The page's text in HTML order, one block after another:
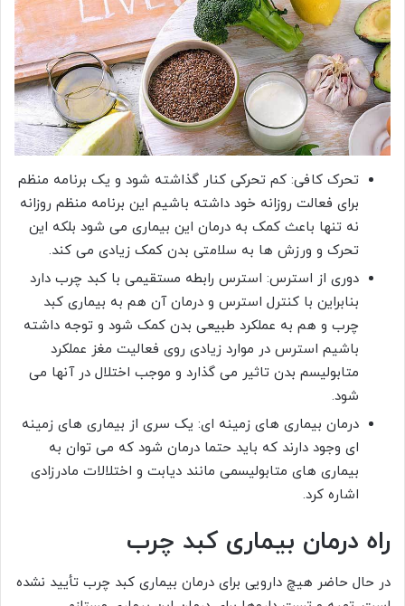
تحرک کافی: کم تحرکی کنار گذاشته شود و یک برنامه منظم
برای فعالت روزانه خود داشته باشیم این برنامه منظم روزانه
نه تنها باعث کمک به درمان این بیماری می شود بلکه این
تحرک و ورزش ها به سلامتی بدن کمک زیادی می کند.
دوری از استرس: استرس رابطه مستقیمی با کبد چرب دارد
بنابراین با کنترل استرس و درمان آن هم به بیماری کبد
چرب و هم به عملکرد طبیعی بدن کمک شود و توجه داشته
باشیم استرس در موارد زیادی روی فعالیت مغز عملکرد
متابولیسم بدن تاثیر می گذارد و موجب اختلال در آنها می
شود.
درمان بیماری های زمینه ای: یک سری از بیماری های زمینه
ای وجود دارند که باید حتما درمان شود که می توان به
بیماری های متابولیسمی مانند دیابت و اختلالات مادرزادی
اشاره کرد.
راه درمان بیماری کبد چرب
در حال حاضر هیچ دارویی برای درمان بیماری کبد چرب تأیید نشده